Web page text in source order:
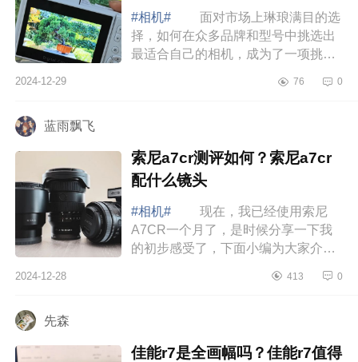
#相机#
面对市场上琳琅满目的选
择，如何在众多品牌和型号中挑选出
最适合自己的相机，成为了一项挑
哪个品牌好用性价比高?富士XQ2还值
2024-12-29 76 0
蓝雨飘飞
索尼a7cr测评如何？索尼a7cr
配什么镜头
#相机#
现在，我已经使用索尼
A7CR一个月了，是时候分享一下我
的初步感受了，下面小编为大家介绍
么镜头 索尼a7cr测评如何 索
2024-12-28 413 0
先森
佳能r7是全画幅吗？佳能r7值得